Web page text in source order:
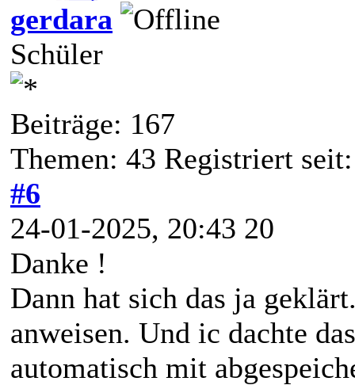
gerdara
Schüler
Beiträge: 167
Themen: 43 Registriert
#6
24-01-2025, 20:43 20
Danke !
Dann hat sich das ja
anweisen. Und ic dachte
automatisch mit